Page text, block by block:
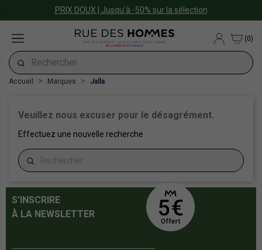
PRIX DOUX | Jusqu'à -50% sur la sélection
PRÊT-À-PORTER ET ACCESSOIRES POUR HOMME
#ECOMMERCE FRANCE
(0)
Accueil Marques Jalla
Veuillez nous excuser pour le désagrément.
Effectuez une nouvelle recherche
S'INSCRIRE
À LA NEWSLETTER